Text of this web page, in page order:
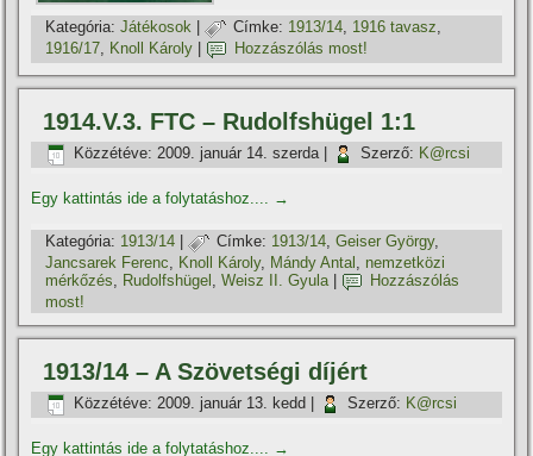
Kategória: Játékosok | Címke: 1913/14, 1916 tavasz,
1916/17, Knoll Károly Hozzászólás most!
1914.V.3. FTC – Rudolfshügel 1:1
Közzétéve: 2009. január 14. szerda| Szerző: K@rcsi
Egy kattintás ide a folytatáshoz.... →
Kategória: 1913/14 | Címke: 1913/14,Geiser György,
Jancsarek Ferenc
Knoll Károly, Mándy Antal
nemzetközi
mérkőzés, Rudolfshügel ,Weisz II. Gyula|
Hozzászólás
most!
1913/14 – A Szövetségi dí­jért
Közzétéve: 2009. január 13. kedd Szerző: K@rcsi
Egy kattintás ide a folytatáshoz.... →